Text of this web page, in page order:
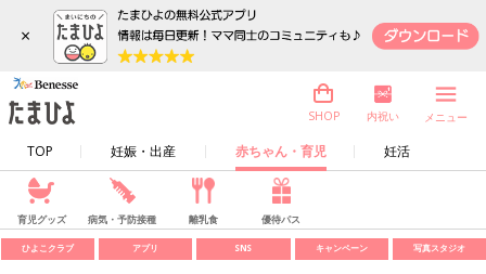
×
TOP 妊娠・出産 赤ちゃん・育児 妊活
SHOP 内祝い メニュー
育児グッズ 病気・予防接種 離乳食 優待パス
ひよこクラブ アプリ SNS キャンペーン 写真スタジオ